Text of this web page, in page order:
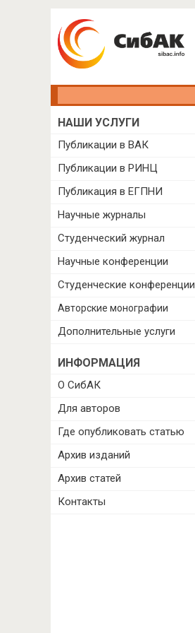
НАШИ УСЛУГИ
Публикации в ВАК
Публикации в РИНЦ
Публикация в ЕГПНИ
Научные журналы
Студенческий журнал
Научные конференции
Студенческие конференции
Авторские монографии
Дополнительные услуги
ИНФОРМАЦИЯ
О СибАК
Для авторов
Где опубликовать статью
Архив изданий
Архив статей
Контакты